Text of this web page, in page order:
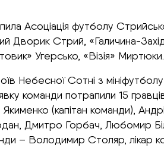
Асоціація футболу
Дворик Стрий, «Галичина-
Угерсько, «Візія» Миртюки.
Небесної Сотні з
команди потрапили 15
Якименко (капітан команди),
Дмитро Горбач, Любомир
– Володимир Столяр, лікар